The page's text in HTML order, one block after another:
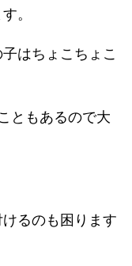
。
はちょこちょこ
ともあるので大
るのも困ります